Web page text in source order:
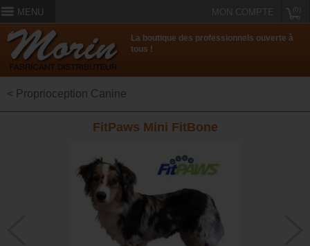
MENU MON COMPTE
La boutique des professionnels ouverte à
tous !
< Proprioception Canine
FitPaws Mini FitBone